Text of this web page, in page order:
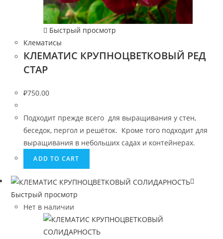
Быстрый просмотр
Клематисы
КЛЕМАТИС КРУПНОЦВЕТКОВЫЙ РЕД
СТАР
₽750.00
Подходит прежде всего для выращивания у стен,
беседок, пергол и решёток. Кроме того подходит для
выращивания в небольших садах и контейнерах.
ADD TO CART
Быстрый просмотр
Нет в наличии